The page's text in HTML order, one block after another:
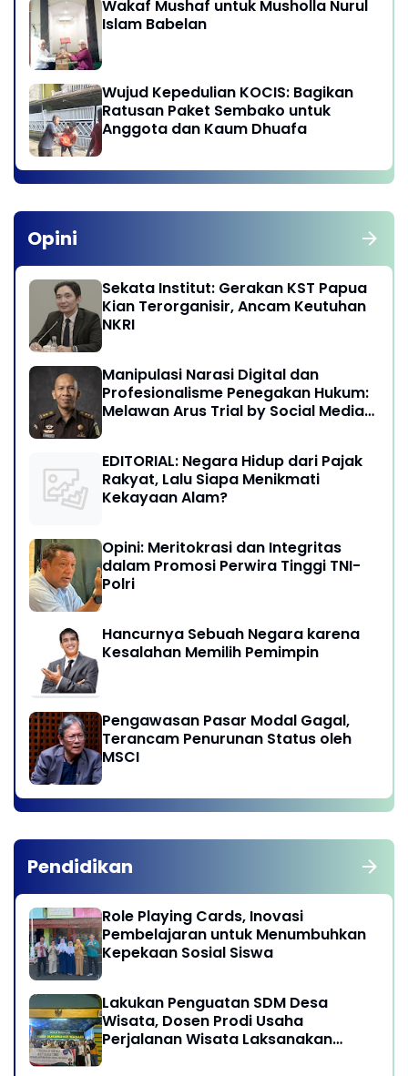
Wakaf Mushaf untuk Musholla Nurul
Islam Babelan
Wujud Kepedulian KOCIS: Bagikan
Ratusan Paket Sembako untuk
Anggota dan Kaum Dhuafa
Opini
Sekata Institut: Gerakan KST Papua
Kian Terorganisir, Ancam Keutuhan
NKRI
Manipulasi Narasi Digital dan
Profesionalisme Penegakan Hukum:
Melawan Arus Trial by Social Media
EDITORIAL: Negara Hidup dari Pajak
Rakyat, Lalu Siapa Menikmati
Kekayaan Alam?
Opini: Meritokrasi dan Integritas
dalam Promosi Perwira Tinggi TNI-
Polri
Hancurnya Sebuah Negara karena
Kesalahan Memilih Pemimpin
Pengawasan Pasar Modal Gagal,
Terancam Penurunan Status oleh
MSCI
Pendidikan
Role Playing Cards, Inovasi
Pembelajaran untuk Menumbuhkan
Kepekaan Sosial Siswa
Lakukan Penguatan SDM Desa
Wisata, Dosen Prodi Usaha
Perjalanan Wisata Laksanakan